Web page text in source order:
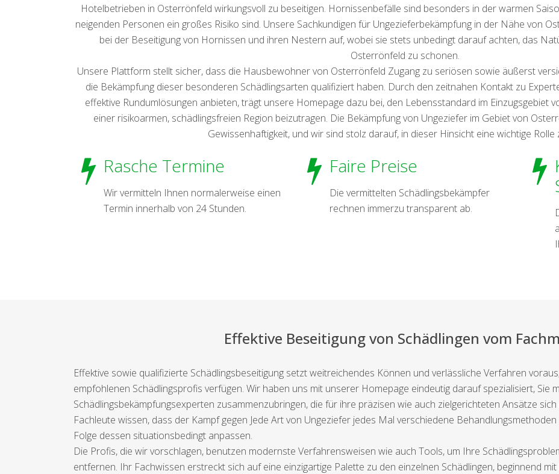
Hotelbetrieben in Osterrönfeld wirkungsvoll zu beseitigen. Hornissenbefälle sind besonders in der warmen
neigenden Personen ein großes Risiko sind. Unsere Sachkundigen für Ungezieferbekämpfung in der Nähe von
bei der Beseitigung von Hornissen und ihren Nestern auf, wobei sie stets unbedingt darauf achten, das
Osterrönfeld zu schonen.
Unsere Plattform stellt sicher, dass die Hausbewohner von Osterrönfeld Zugang zu seriösen sowie äußerst
die Bekämpfung dieser besonderen Schädlingsarten qualifiziert haben. Durch den zeitnahen Kontakt zu
effektive Rundumlösungen anbieten, trägt unsere Homepage dazu bei, den Lebensstandard im Einzugsgebiet
einer risikoarmen, schädlingsfreien Region beizutragen. Die Bekämpfung von Ungeziefer im Gebiet von
Gewissenhaftigkeit, und wir sind stolz darauf, in dieser Hinsicht eine wichtige Rolle
Rasche Termine
Wir vermitteln Ihnen normalerweise einen
Termin innerhalb von 24 Stunden.
Faire Preise
Die vermittelten Schädlingsbekämpfer
rechnen immerzu transparent ab.
Effektive Beseitigung von Schädlingen vom
Effektive sowie qualifizierte Schädlingsbeseitigung setzt weitreichendes Können und verlässliche Verfahren
empfohlenen Schädlingsprofis verfügen. Wir haben uns mit unserer Homepage eindeutig darauf spezialisiert, Sie
Schädlingsbekämpfungsexperten zusammenzubringen, die für ihre präzisen wie auch zielgerichteten Ansätze
Fachleute wissen, dass der Kampf gegen Jede Art von Ungeziefer jedes Mal verschiedene
Folge dessen situationsbedingt anpassen.
Die Profis, die wir vorschlagen, benutzen modernste Verfahrensweisen wie auch Tools, um Ihre
entfernen. Ihr Fachwissen erstreckt sich auf eine einzigartige Palette zu den einzelnen Schädlingen, beginnend